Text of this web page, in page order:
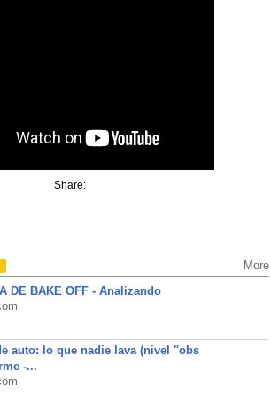
Share:
More
DE BAKE OFF - Analizando
auto: lo que nadie lava (nivel "obs
-...